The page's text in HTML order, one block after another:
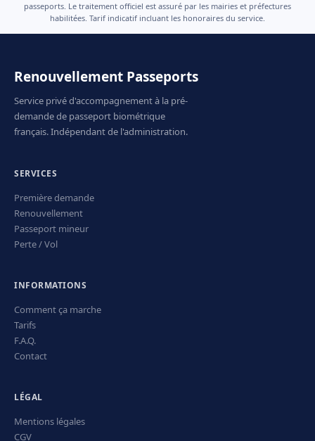
passeports. Le traitement officiel est assuré par les mairies et préfectures
habilitées. Tarif indicatif incluant les honoraires du service.
Renouvellement Passeports
Service privé d'accompagnement à la pré-
demande de passeport biométrique
français. Indépendant de l'administration.
SERVICES
Première demande
Renouvellement
Passeport mineur
Perte / Vol
INFORMATIONS
Comment ça marche
Tarifs
F.A.Q.
Contact
LÉGAL
Mentions légales
CGV